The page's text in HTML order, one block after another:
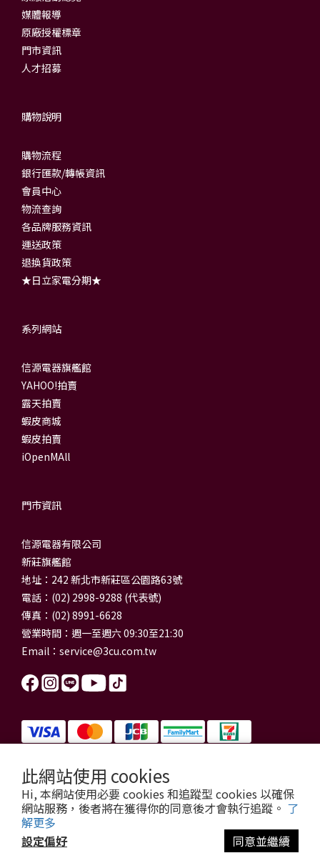
此網站使用 cookies
Hi, 本網站使用必要 cookies 和追蹤型 cookies 以確保
網站服務，後者將在獲得你的同意後才會執行追蹤。 了
解更多
設定偏好
同意並繼續
媒體報導
原廠授權標章
門市資訊
人才招募
購物說明
購物流程
銀行匯款/轉帳資訊
會員中心
物流查詢
各品牌服務資訊
運送政策
退換貨政策
★日立家電分期★
系列網站
信源電器旗艦館
YAHOO!拍賣
露天拍賣
蝦皮商城
蝦皮拍賣
iOpenMAll
門市資訊
信源電器有限公司
新莊旗艦館
地址：242 新北市新莊區公園路63號
電話：(02) 2998-9288 (代表號)
傳真：(02) 8991-6628
營業時間：週一至週六 09:30至21:30
Email： service@3cu.com.tw
信源電器有限公司 統一編號：84179325
門市地址：新北市新莊區公園路63號
信源電器 版權所有
copyright © 2026 3cu.com.tw All Rights Reserved.